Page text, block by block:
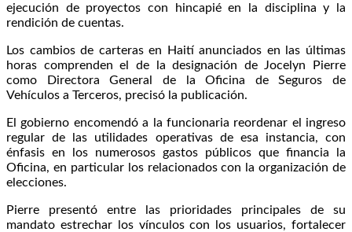
ejecución de proyectos con hincapié en la disciplina y la
rendición de cuentas.
Los cambios de carteras en Haití anunciados en las últimas
horas comprenden el de la designación de Jocelyn Pierre
como Directora General de la Oficina de Seguros de
Vehículos a Terceros, precisó la publicación.
El gobierno encomendó a la funcionaria reordenar el ingreso
regular de las utilidades operativas de esa instancia, con
énfasis en los numerosos gastos públicos que financia la
Oficina, en particular los relacionados con la organización de
elecciones.
Pierre presentó entre las prioridades principales de su
mandato estrechar los vínculos con los usuarios, fortalecer